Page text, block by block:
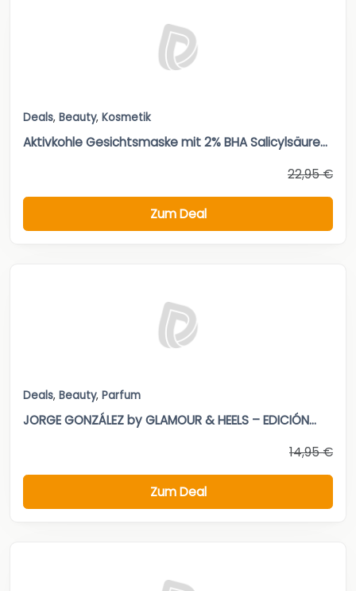
Deals, Beauty, Kosmetik
Aktivkohle Gesichtsmaske mit 2% BHA Salicylsäure...
22,95 €
Zum Deal
Deals, Beauty, Parfum
JORGE GONZÁLEZ by GLAMOUR & HEELS – EDICIÓN...
14,95 €
Zum Deal